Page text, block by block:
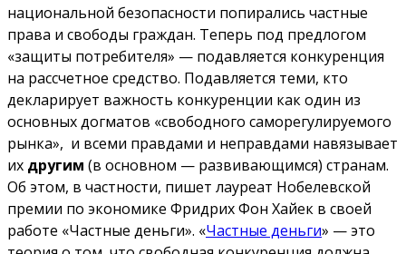
национальной безопасности попирались частные
права и свободы граждан. Теперь под предлогом
«защиты потребителя» — подавляется конкуренция
на рассчетное средство. Подавляется теми, кто
декларирует важность конкуренции как один из
основных догматов «свободного саморегулируемого
рынка», и всеми правдами и неправдами навязывает
их другим (в основном — развивающимся) странам.
Об этом, в частности, пишет лауреат Нобелевской
премии по экономике Фридрих Фон Хайек в своей
работе «Частные деньги». «Частные деньги» — это